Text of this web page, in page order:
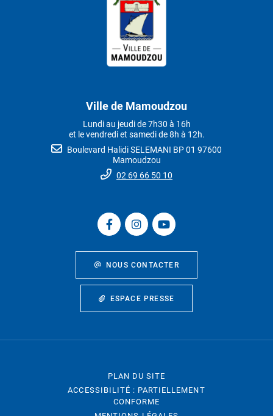
Ville de Mamoudzou
Lundi au jeudi de 7h30 à 16h
et le vendredi et samedi de 8h à 12h.
Boulevard Halidi SELEMANI BP 01 97600
Mamoudzou
02 69 66 50 10
NOUS CONTACTER
ESPACE PRESSE
PLAN DU SITE
ACCESSIBILITÉ : PARTIELLEMENT
CONFORME